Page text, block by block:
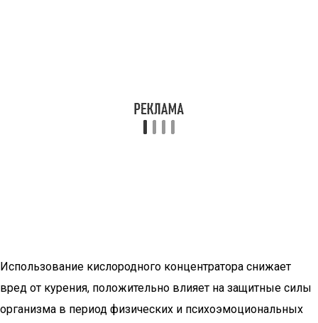
Использование кислородного концентратора снижает
вред от курения, положительно влияет на защитные силы
организма в период физических и психоэмоциональных